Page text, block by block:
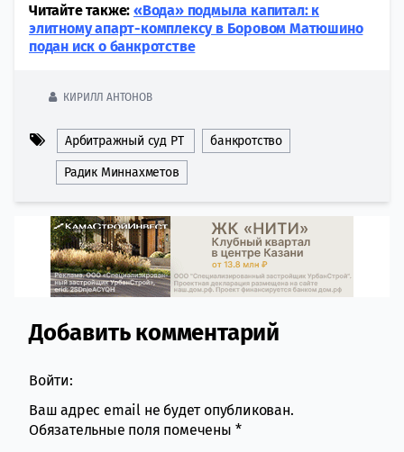
Читайте также: «Вода» подмыла капитал: к
элитному апарт-комплексу в Боровом Матюшино
подан иск о банкротстве
КИРИЛЛ АНТОНОВ
Арбитражный суд РТ банкротство
Радик Миннахметов
Comment section
Добавить комментарий
Войти:
Ваш адрес email не будет опубликован.
Обязательные поля помечены *